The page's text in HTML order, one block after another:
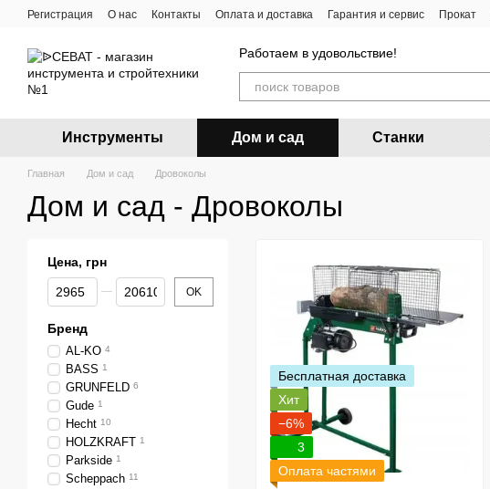
Перейти к основному контенту
Регистрация О нас Контакты Оплата и доставка Гарантия и сервис Прокат
Работаем в удовольствие!
Инструменты Дом и сад Станки
Главная Дом и сад Дровоколы
Дом и сад - Дровоколы
Бесплатная доставка
Хит
−6%
3
Оплата частями
Цена, грн
От Цена, грн
До Цена, грн OK
Бренд
AL-KO 4
BASS 1
GRUNFELD 6
Gude 1
Hecht 10
HOLZKRAFT 1
Parkside 1
Scheppach 11